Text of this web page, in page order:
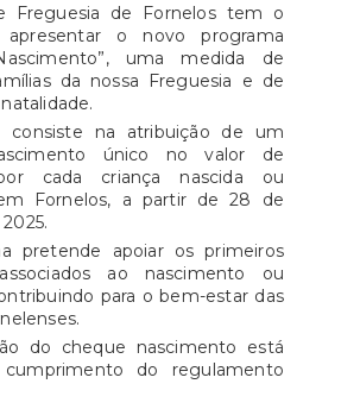
Freguesia de Fornelos tem o
o novo programa
uma medida de
da nossa Freguesia e de
consiste na atribuição de um
único no valor de
cada criança nascida ou
Fornelos, a partir de 28 de
pretende apoiar os primeiros
ao nascimento ou
para o bem-estar das
do cheque nascimento está
do regulamento